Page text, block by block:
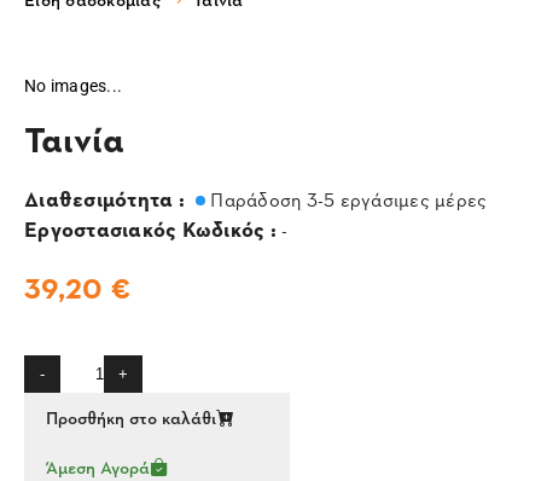
No images...
Ταινία
Διαθεσιμότητα : Παράδοση 3-5 εργάσιμες μέρες
Εργοστασιακός Κωδικός : -
39,20 €
- +
Προσθήκη στο καλάθι
Άμεση Αγορά